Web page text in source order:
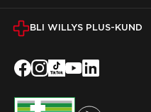
BLI WILLYS PLUS-KUND